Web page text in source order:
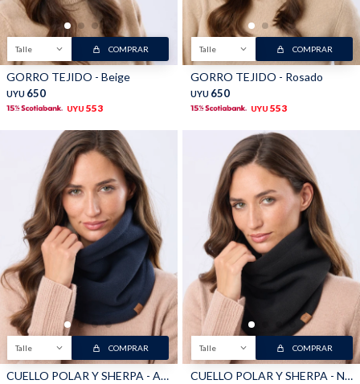
Talle COMPRAR
GORRO TEJIDO - Beige
UYU 650
UYU 553
Talle COMPRAR
GORRO TEJIDO - Rosado
UYU 650
UYU 553
Talle COMPRAR
CUELLO POLAR Y SHERPA - Azul
Talle COMPRAR
CUELLO POLAR Y SHERPA - Negro
Camperas Chalecos
Canguros Jeans
Shorts Trajes